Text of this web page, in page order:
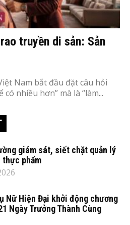
truyền di sản: Sản
Nam bắt đầu đặt câu hỏi
nhiều hơn” mà là “làm...
giám sát, siết chặt quản lý
thực phẩm
Nữ Hiện Đại khởi động chương
Ngày Trưởng Thành Cùng